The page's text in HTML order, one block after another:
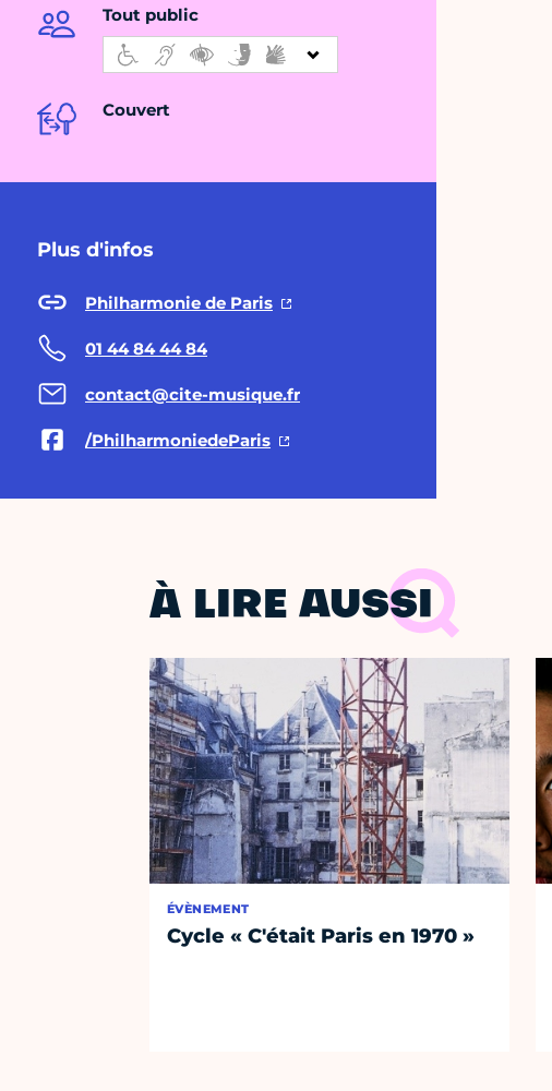
Tout public
Couvert
Plus d'infos
Philharmonie de Paris
01 44 84 44 84
contact@cite-musique.fr
/PhilharmoniedeParis
À LIRE AUSSI
ÉVÈNEMENT
Cycle « C'était Paris en 1970 »